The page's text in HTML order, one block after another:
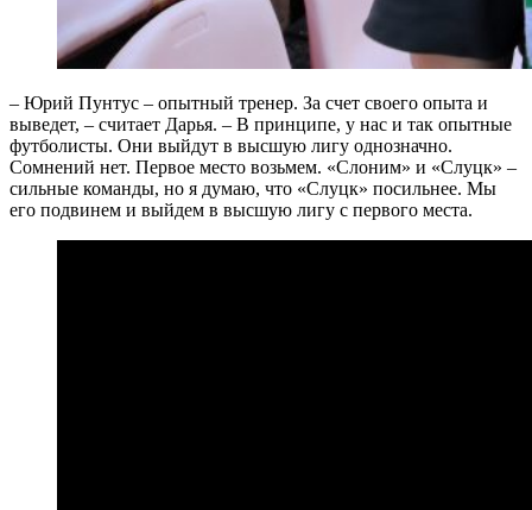
– Юрий Пунтус – опытный тренер. За счет своего опыта и
выведет, – считает Дарья. – В принципе, у нас и так опытные
футболисты. Они выйдут в высшую лигу однозначно.
Сомнений нет. Первое место возьмем. «Слоним» и «Слуцк» –
сильные команды, но я думаю, что «Слуцк» посильнее. Мы
его подвинем и выйдем в высшую лигу с первого места.